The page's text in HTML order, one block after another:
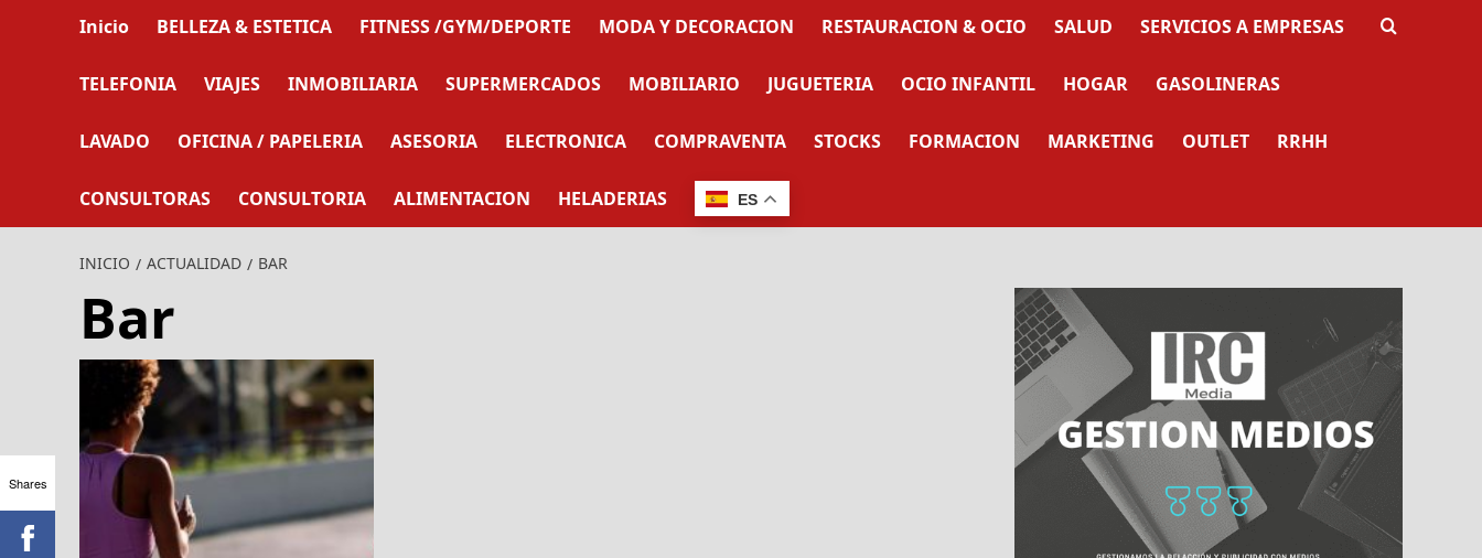
Inicio BELLEZA & ESTETICA FITNESS /GYM/DEPORTE MODA Y DECORACION RESTAURACION & OCIO SALUD SERVICIOS A EMPRESAS
TELEFONIA VIAJES INMOBILIARIA SUPERMERCADOS MOBILIARIO JUGUETERIA OCIO INFANTIL HOGAR GASOLINERAS
LAVADO OFICINA / PAPELERIA ASESORIA ELECTRONICA COMPRAVENTA STOCKS FORMACION MARKETING OUTLET RRHH
CONSULTORAS CONSULTORIA ALIMENTACION HELADERIAS ES
INICIO ACTUALIDAD BAR
Bar
Shares